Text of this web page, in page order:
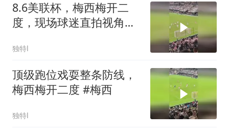
8.6美联杯，梅西梅开二
度，现场球迷直拍视角见
独特l
顶级跑位戏耍整条防线，
梅西梅开二度 #梅西
独特l